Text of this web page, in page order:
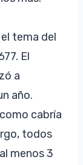
tema del
El
a
año.
cabría
todos
menos 3